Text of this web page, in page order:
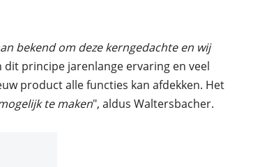
bekend om deze kerngedachte en wij
dit principe jarenlange ervaring en veel
product alle functies kan afdekken. Het
te maken", aldus Waltersbacher.